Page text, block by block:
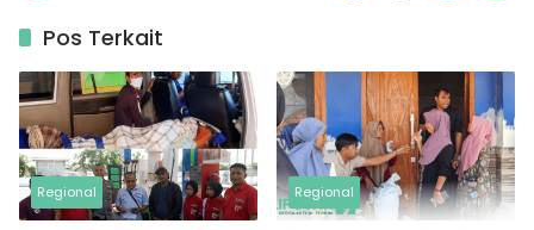
Pos Terkait
Regional Regional